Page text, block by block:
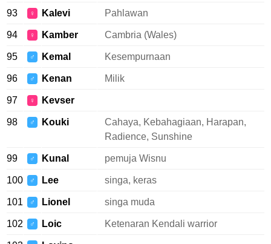
93 ♀ Kalevi Pahlawan
94 ♀ Kamber Cambria (Wales)
95 ♂ Kemal Kesempurnaan
96 ♂ Kenan Milik
97 ♀ Kevser
98 ♂ Kouki
Cahaya, Kebahagiaan, Harapan,
Radience, Sunshine
99 ♂ Kunal pemuja Wisnu
100 ♂ Lee singa, keras
101 ♂ Lionel singa muda
102 ♂ Loic Ketenaran Kendali warrior